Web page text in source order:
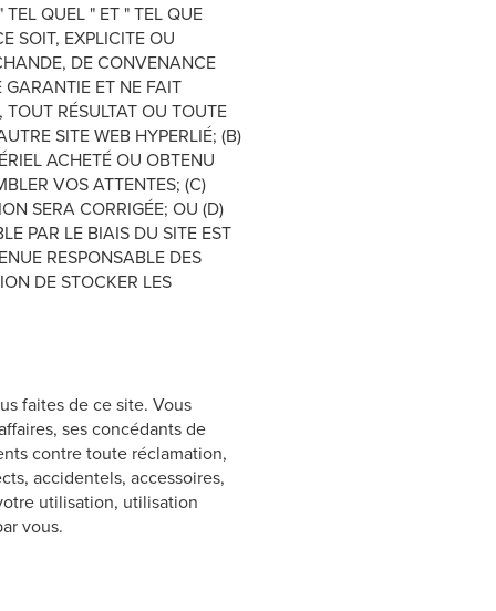
QUEL " ET " TEL QUE
SOIT, EXPLICITE OU
DE CONVENANCE
ET NE FAIT
RÉSULTAT OU TOUTE
SITE WEB HYPERLIÉ; (B)
ACHETÉ OU OBTENU
VOS ATTENTES; (C)
SERA CORRIGÉE; OU (D)
PAR LE BIAIS DU SITE EST
RESPONSABLE DES
DE STOCKER LES
faites de ce site. Vous
ses concédants de
contre toute réclamation,
accidentels, accessoires,
utilisation, utilisation
vous.